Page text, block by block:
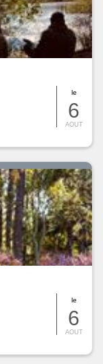
le
6
AOUT
le
6
AOUT